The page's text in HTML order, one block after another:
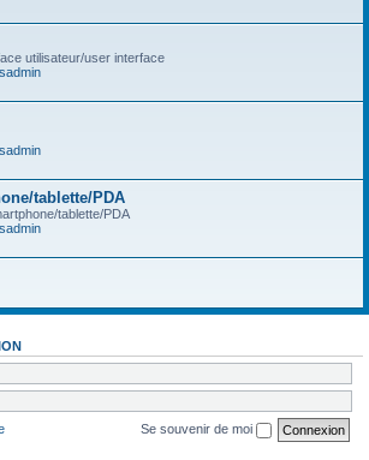
utilisateur/user interface
tablette/PDA
tablette/PDA
Se souvenir de moi